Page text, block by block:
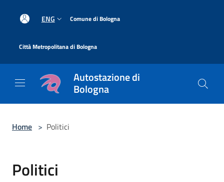
ENG Comune di Bologna
Città Metropolitana di Bologna
Autostazione di
Bologna
Home > Politici
Politici